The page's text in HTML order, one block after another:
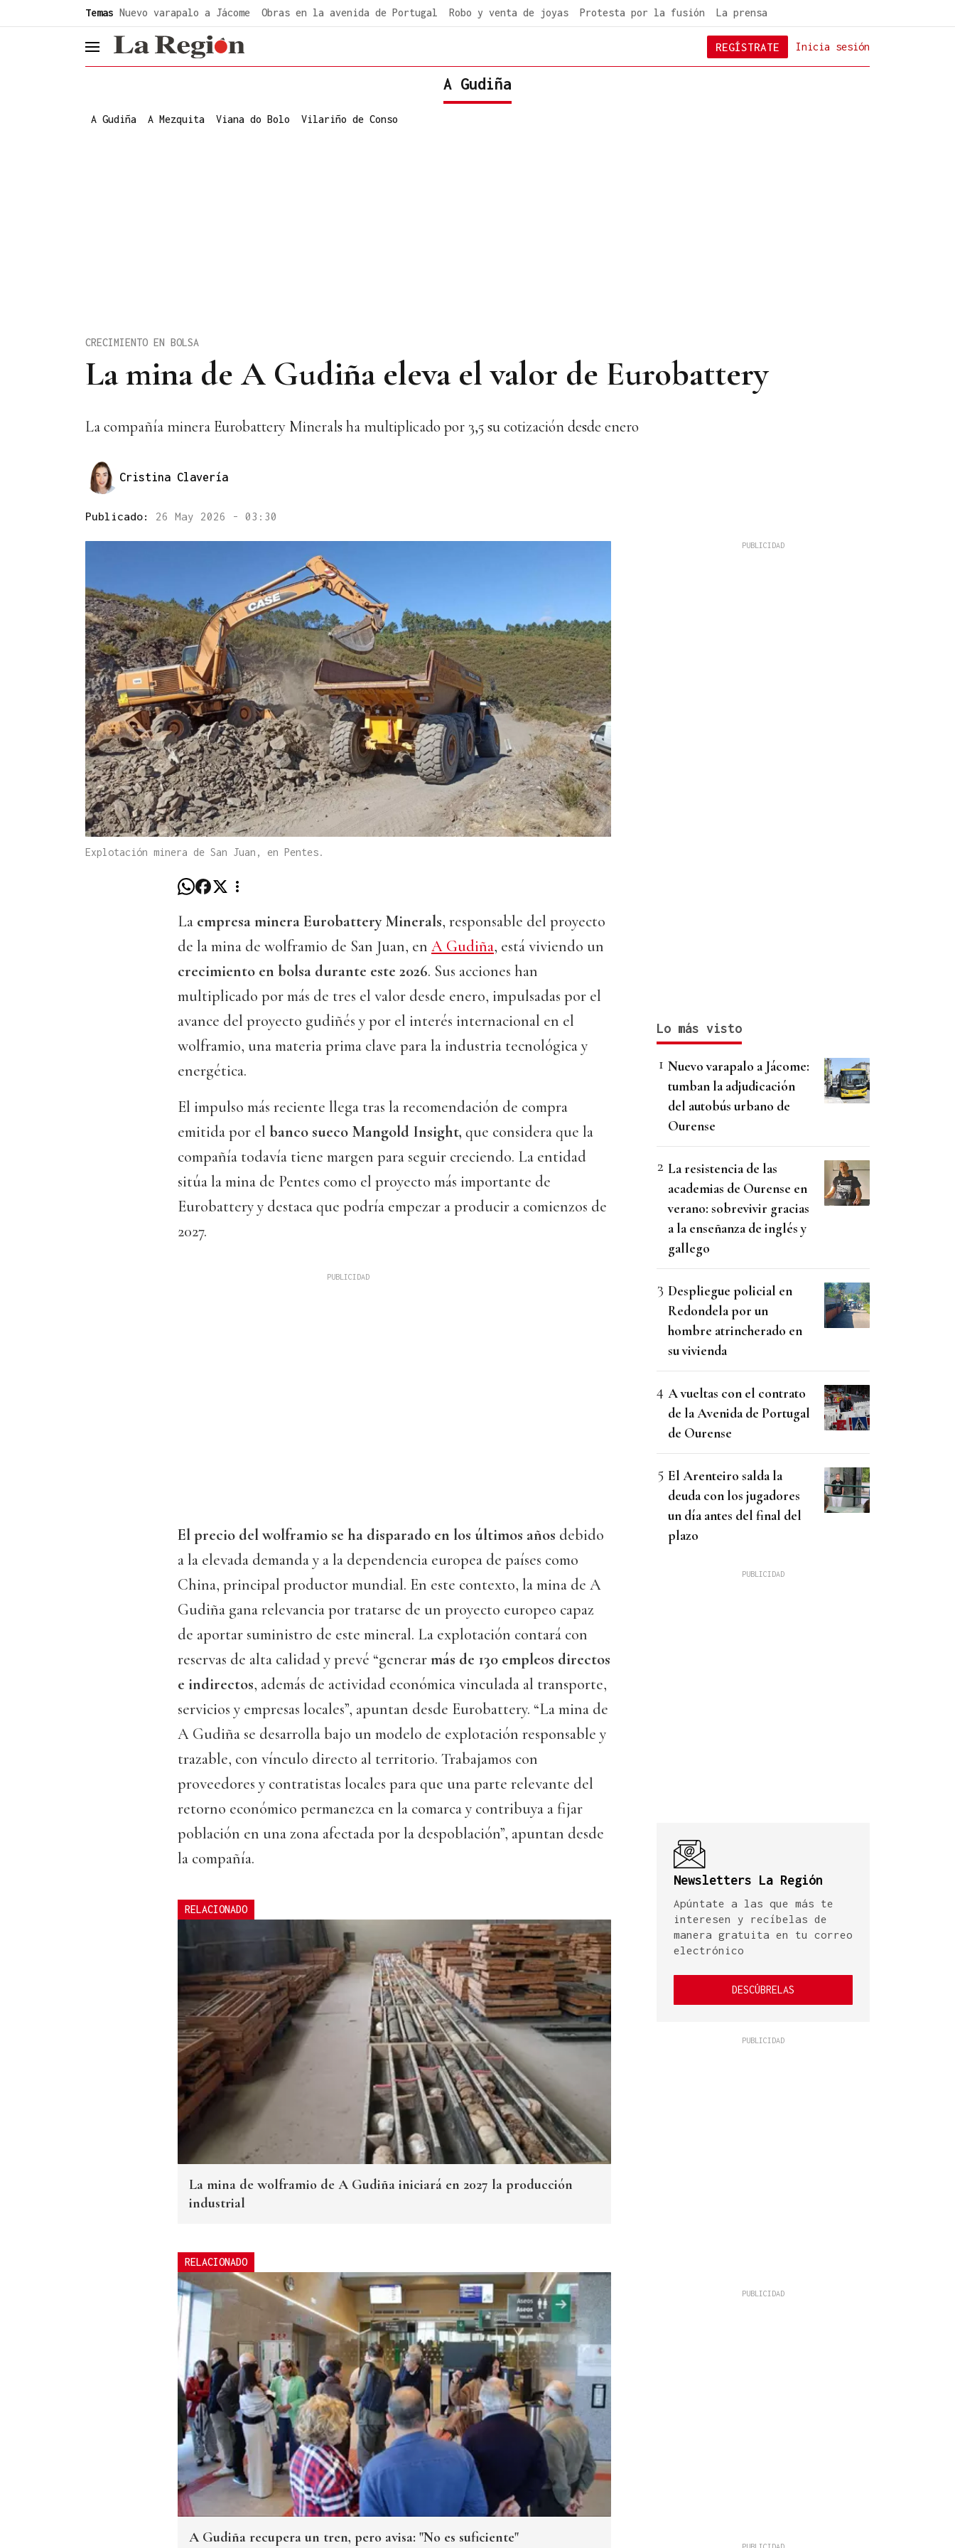
Temas Nuevo varapalo a Jácome Obras en la avenida de Portugal Robo y venta de joyas Protesta por la fusión La prensa
header.menu.open Inicia sesión
REGÍSTRATE
A Gudiña
A Gudiña A Mezquita Viana do Bolo Vilariño de Conso
La mina de A Gudiña eleva el valor de Eurobattery
CRECIMIENTO EN BOLSA
La compañía minera Eurobattery Minerals ha multiplicado por 3,5 su cotización desde enero
Cristina Clavería
Publicado: 26 May 2026 - 03:30
Explotación minera de San Juan, en Pentes.
La empresa minera Eurobattery Minerals, responsable del proyecto
de la mina de wolframio de San Juan, en A Gudiña, está viviendo un
crecimiento en bolsa durante este 2026. Sus acciones han
multiplicado por más de tres el valor desde enero, impulsadas por el
avance del proyecto gudiñés y por el interés internacional en el
wolframio, una materia prima clave para la industria tecnológica y
energética.
El impulso más reciente llega tras la recomendación de compra
emitida por el banco sueco Mangold Insight, que considera que la
compañía todavía tiene margen para seguir creciendo. La entidad
sitúa la mina de Pentes como el proyecto más importante de
Eurobattery y destaca que podría empezar a producir a comienzos de
2027.
El precio del wolframio se ha disparado en los últimos años debido
a la elevada demanda y a la dependencia europea de países como
China, principal productor mundial. En este contexto, la mina de A
Gudiña gana relevancia por tratarse de un proyecto europeo capaz
de aportar suministro de este mineral. La explotación contará con
reservas de alta calidad y prevé “generarmás de 130 empleos directos
e indirectos, además de actividad económica vinculada al transporte,
servicios y empresas locales”, apuntan desde Eurobattery. “La mina de
A Gudiña se desarrolla bajo un modelo de explotación responsable y
trazable, con vínculo directo al territorio. Trabajamos con
proveedores y contratistas locales para que una parte relevante del
retorno económico permanezca en la comarca y contribuya a fijar
población en una zona afectada por la despoblación”, apuntan desde
la compañía.
RELACIONADO
La mina de wolframio de A Gudiña iniciará en 2027 la producción
industrial
RELACIONADO
A Gudiña recupera un tren, pero avisa: "No es suficiente"
Lo más visto
Nuevo varapalo a Jácome:
tumban la adjudicación
del autobús urbano de
Ourense
La resistencia de las
academias de Ourense en
verano: sobrevivir gracias
a la enseñanza de inglés y
gallego
Despliegue policial en
Redondela por un
hombre atrincherado en
su vivienda
A vueltas con el contrato
de la Avenida de Portugal
de Ourense
El Arenteiro salda la
deuda con los jugadores
un día antes del final del
plazo
Newsletters La Región
Apúntate a las que más te
interesen y recíbelas de
manera gratuita en tu correo
electrónico
DESCÚBRELAS